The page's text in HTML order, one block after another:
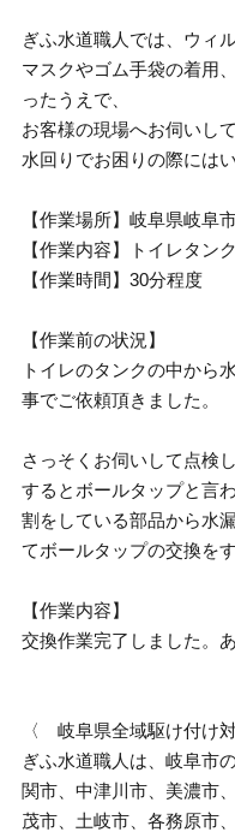
ぎふ水道職人では、ウィ
マスクやゴム手袋の着用
ったうえで、
お客様の現場へお伺いし
水回りでお困りの際には
【作業場所】岐阜県岐阜
【作業内容】トイレタン
【作業時間】30分程度
【作業前の状況】
トイレのタンクの中から
事でご依頼頂きました。
さっそくお伺いして点検
するとボールタップと言
割をしている部品から水
てボールタップの交換を
【作業内容】
交換作業完了しました。
〈 岐阜県全域駆け付け
ぎふ水道職人は、岐阜市
関市、中津川市、美濃市
茂市、土岐市、各務原市